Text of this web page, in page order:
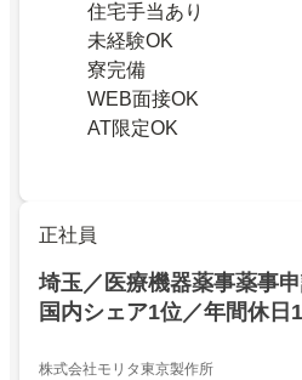
住宅手当あり
未経験OK
寮完備
WEB面接OK
AT限定OK
正社員
埼玉／医療機器薬事薬事
国内シェア1位／年間休日
株式会社モリタ東京製作所